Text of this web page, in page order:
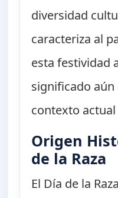
diversidad
caracteriza al
esta festividad
significado aún
contexto
Origen
de la Raza
El Día de la